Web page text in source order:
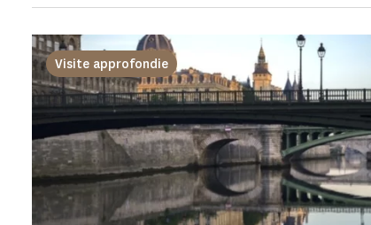
Visite approfondie